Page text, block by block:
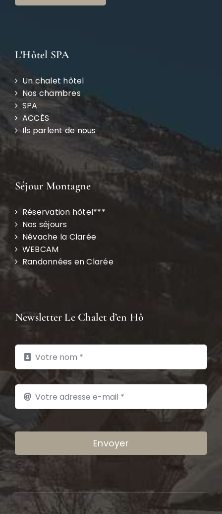
L’Hôtel SPA
Un chalet hôtel
Nos chambres
SPA
ACCÈS
Ils parlent de nous
Séjour Montagne
Réservation hôtel***
Nos séjours
Névache la Clarée
WEBCAM
Randonnées en Clarée
Newsletter Le Chalet d’en Hô
Envoyer